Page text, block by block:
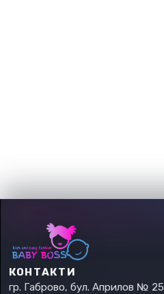
КОНТАКТИ
гр. Габрово, бул. Априлов № 25